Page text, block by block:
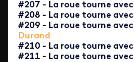
#207 - La roue tourne avec
#208 - La roue tourne avec
#209 - La roue tourne avec
Durand
#210 - La roue tourne avec
#211 - La roue tourne avec